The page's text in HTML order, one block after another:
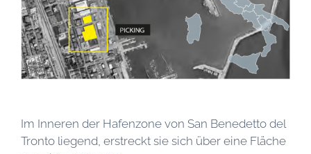
Im Inneren der Hafenzone von San Benedetto del
Tronto liegend, erstreckt sie sich über eine Fläche